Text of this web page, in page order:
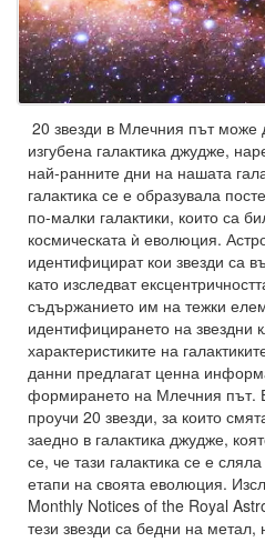
20 звезди в Млечния път може
изгубена галактика джудже,
най-ранните дни на нашата
галактика се е образувала
по-малки галактики, които са
космическата ѝ еволюция.
идентифицират кои звезди са
като изследват
съдържанието им на тежки
идентифицирането на звездни
характеристиките на
данни предлагат ценна
формирането на Млечния път.
проучи 20 звезди, за които
заедно в галактика джудже,
се, че тази галактика се е
етапи на своята еволюция.
Monthly Notices of the Royal
тези звезди са бедни на метал,